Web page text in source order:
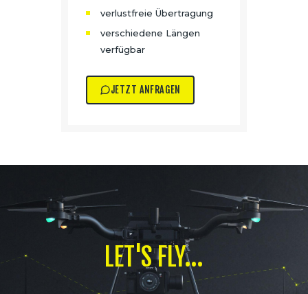
verlustfreie Übertragung
verschiedene Längen
verfügbar
JETZT ANFRAGEN
LET'S FLY...